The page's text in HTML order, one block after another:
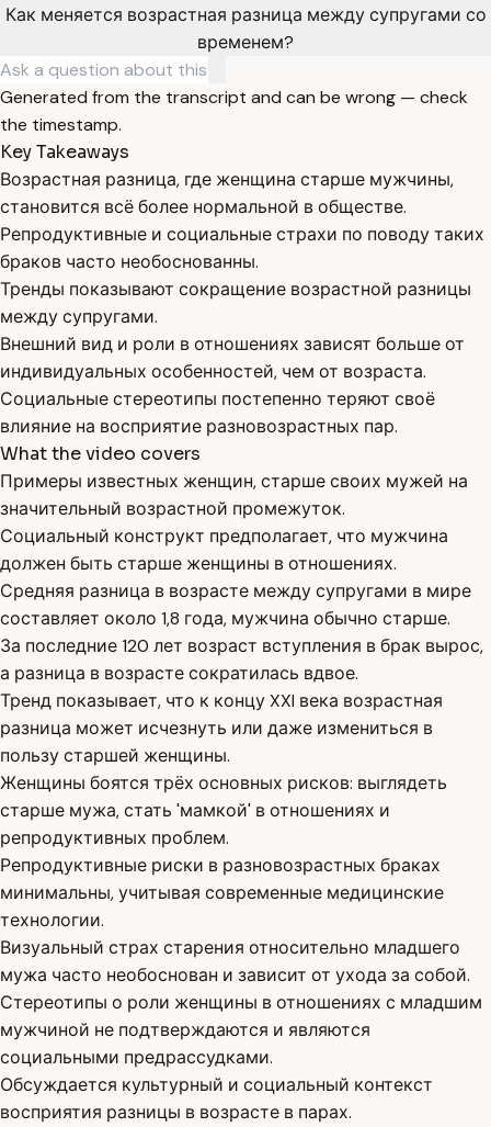
Как меняется возрастная разница между супругами со
временем?
Generated from the transcript and can be wrong — check
the timestamp.
Key Takeaways
Возрастная разница, где женщина старше мужчины,
становится всё более нормальной в обществе.
Репродуктивные и социальные страхи по поводу таких
браков часто необоснованны.
Тренды показывают сокращение возрастной разницы
между супругами.
Внешний вид и роли в отношениях зависят больше от
индивидуальных особенностей, чем от возраста.
Социальные стереотипы постепенно теряют своё
влияние на восприятие разновозрастных пар.
What the video covers
Примеры известных женщин, старше своих мужей на
значительный возрастной промежуток.
Социальный конструкт предполагает, что мужчина
должен быть старше женщины в отношениях.
Средняя разница в возрасте между супругами в мире
составляет около 1,8 года, мужчина обычно старше.
За последние 120 лет возраст вступления в брак вырос,
а разница в возрасте сократилась вдвое.
Тренд показывает, что к концу XXI века возрастная
разница может исчезнуть или даже измениться в
пользу старшей женщины.
Женщины боятся трёх основных рисков: выглядеть
старше мужа, стать 'мамкой' в отношениях и
репродуктивных проблем.
Репродуктивные риски в разновозрастных браках
минимальны, учитывая современные медицинские
технологии.
Визуальный страх старения относительно младшего
мужа часто необоснован и зависит от ухода за собой.
Стереотипы о роли женщины в отношениях с младшим
мужчиной не подтверждаются и являются
социальными предрассудками.
Обсуждается культурный и социальный контекст
восприятия разницы в возрасте в парах.